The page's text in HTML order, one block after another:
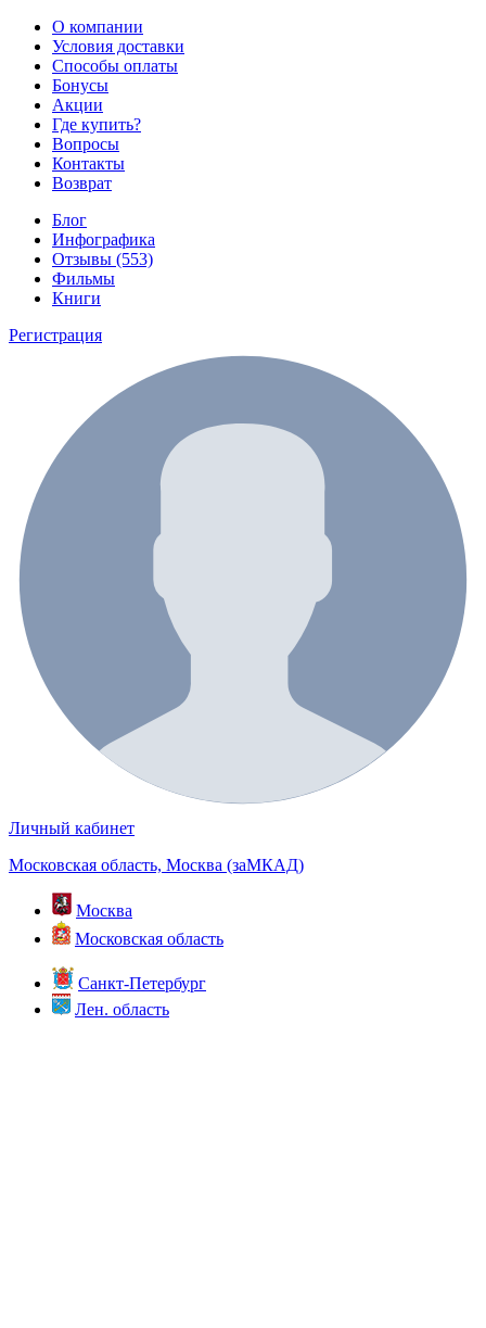
О компании
Условия доставки
Способы оплаты
Бонусы
Акции
Где купить?
Вопросы
Контакты
Возврат
Блог
Инфографика
Отзывы (553)
Фильмы
Книги
Регистрация
Личный кабинет
Московская область, Москва (заМКАД)
Москва
Московская область
Санкт-Петербург
Лен. область